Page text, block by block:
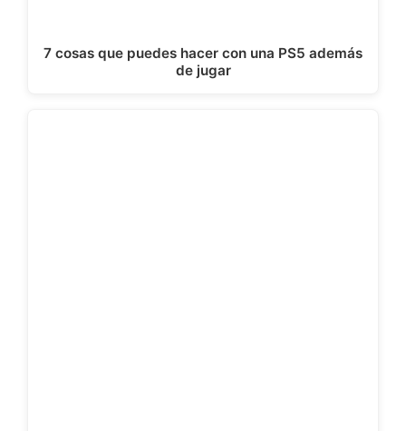
7 cosas que puedes hacer con una PS5 además
de jugar